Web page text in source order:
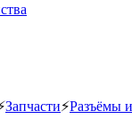
Запчасти⚡Разъёмы